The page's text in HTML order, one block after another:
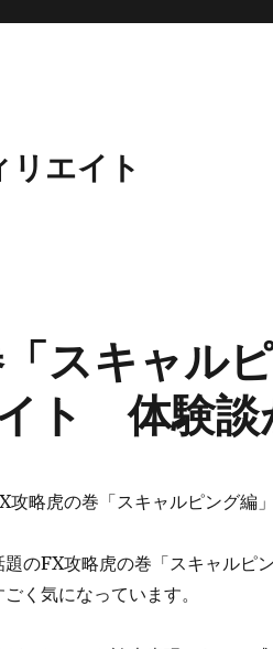
エイト
スキャル
ト 体験談
攻略虎の巻「スキャルピング編
題のFX攻略虎の巻「スキャルピ
ごく気になっています。